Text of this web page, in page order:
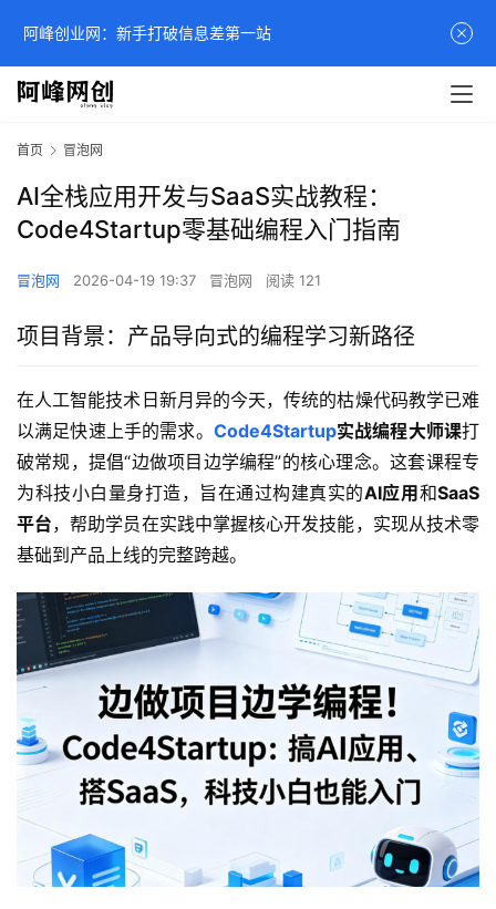
首页 冒泡网
AI全栈应用开发与SaaS实战教程：
Code4Startup零基础编程入门指南
冒泡网 2026-04-19 19:37 冒泡网 阅读 121
项目背景：产品导向式的编程学习新路径
在人工智能技术日新月异的今天，传统的枯燥代码教学已难
以满足快速上手的需求。 Code4Startup实战编程大师课打
破常规，提倡“边做项目边学编程”的核心理念。这套课程专
为科技小白量身打造，旨在通过构建真实的AI应用和SaaS
平台，帮助学员在实践中掌握核心开发技能，实现从技术零
基础到产品上线的完整跨越。
阿峰创业网：新手打破信息差第一站